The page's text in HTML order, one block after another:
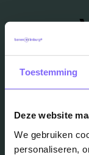
Toestemming
Deze website
We gebruiken
personaliseren,
in
Schrijf je in